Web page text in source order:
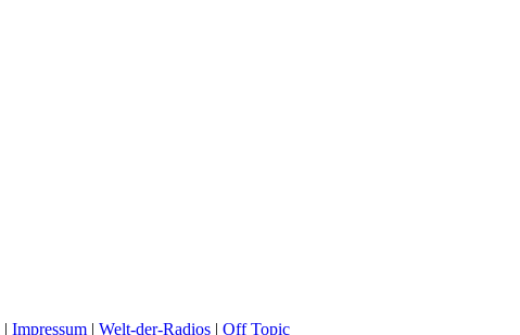
| Impressum | Welt-der-Radios | Off Topic